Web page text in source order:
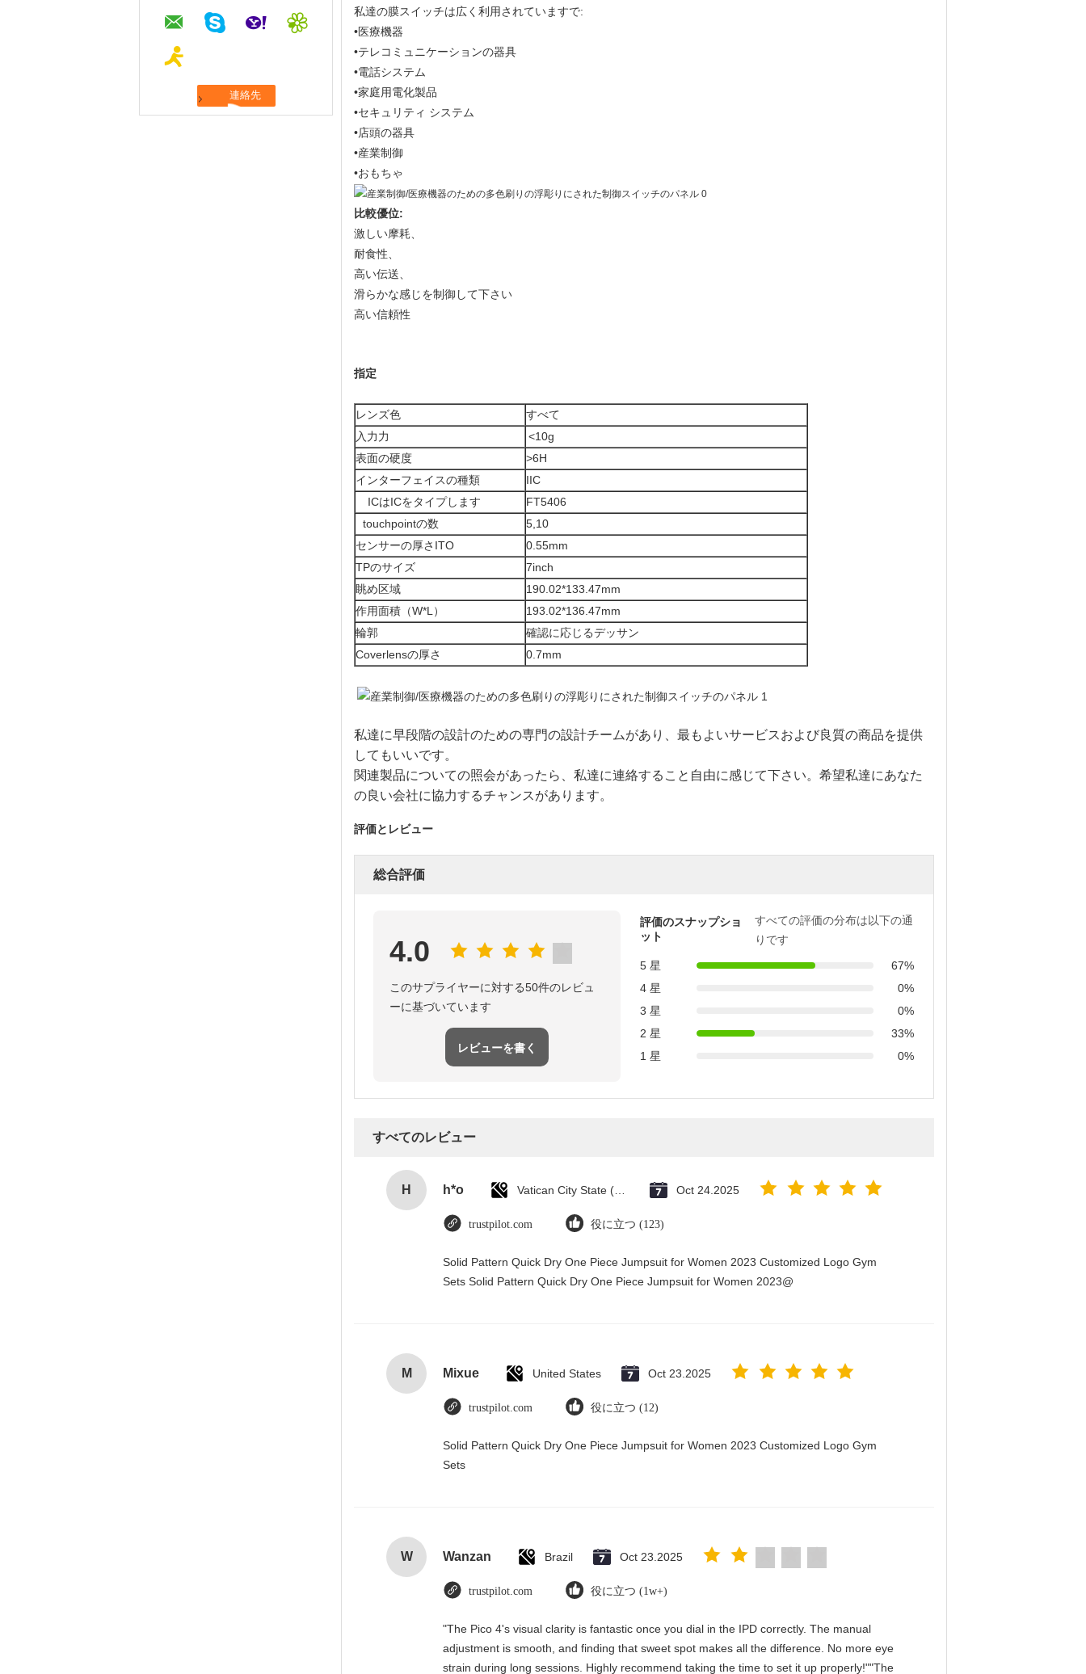
私達の膜スイッチは広く利用されていますで:
•医療機器
•テレコミュニケーションの器具
•電話システム
•家庭用電化製品
•セキュリティ システム
•店頭の器具
•産業制御
•おもちゃ
比較優位:
激しい摩耗、
耐食性、
高い伝送、
滑らかな感じを制御して下さい
高い信頼性
指定
レンズ色
すべて
入力力
<10g
表面の硬度
>6H
インターフェイスの種類
IIC
ICはICをタイプします
FT5406
touchpointの数
5,10
センサーの厚さITO
0.55mm
TPのサイズ
7inch
眺め区域
190.02*133.47mm
作用面積（W*L）
193.02*136.47mm
輪郭
確認に応じるデッサン
Coverlensの厚さ
0.7mm
私達に早段階の設計のための専門の設計チームがあり、最もよいサービスおよび良質の商品を提供
してもいいです。
関連製品についての照会があったら、私達に連絡すること自由に感じて下さい。希望私達にあなた
の良い会社に協力するチャンスがあります。
評価とレビュー
総合評価
4.0
このサプライヤーに対する50件のレビュ
ーに基づいています
レビューを書く
評価のスナップショ
ット
すべての評価の分布は以下の通
りです
5 星
67%
4 星
0%
3 星
0%
2 星
33%
1 星
0%
すべてのレビュー
H h*o Oct 24.2025
trustpilot.com 役に立つ (123)
Solid Pattern Quick Dry One Piece Jumpsuit for Women 2023 Customized Logo Gym
Sets Solid Pattern Quick Dry One Piece Jumpsuit for Women 2023@
M Mixue United States Oct 23.2025
trustpilot.com 役に立つ (12)
Solid Pattern Quick Dry One Piece Jumpsuit for Women 2023 Customized Logo Gym
Sets
W Wanzan Brazil Oct 23.2025
trustpilot.com 役に立つ (1w+)
"The Pico 4's visual clarity is fantastic once you dial in the IPD correctly. The manual
adjustment is smooth, and finding that sweet spot makes all the difference. No more eye
strain during long sessions. Highly recommend taking the time to set it up properly!""The